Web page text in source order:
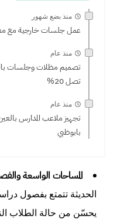
منذ بضع شهور
عمل جلسات خارجية مع
منذ عام
تصميم مظلات وجلسات
تصل 20%
منذ عام
تجهيز ملاعب المدارس
بابوظبي
المساحات الواسعة
الحديثة تتمتع بفصول
يحسّن من حالة الطلاب